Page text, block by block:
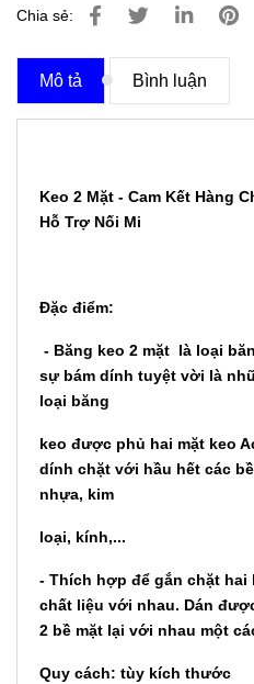
Chia sẻ:
Mô tả Bình luận
Keo 2 Mặt - Cam Kết Hàng
Hỗ Trợ Nối Mi
Đặc điểm:
- Băng keo 2 mặt là loại
sự bám dính tuyệt vời là
loại băng
keo được phủ hai mặt keo
dính chặt với hầu hết các
nhựa, kim
loại, kính,...
- Thích hợp để gắn chặt hai
chất liệu với nhau. Dán
2 bề mặt lại với nhau một
Quy cách: tùy kích thước